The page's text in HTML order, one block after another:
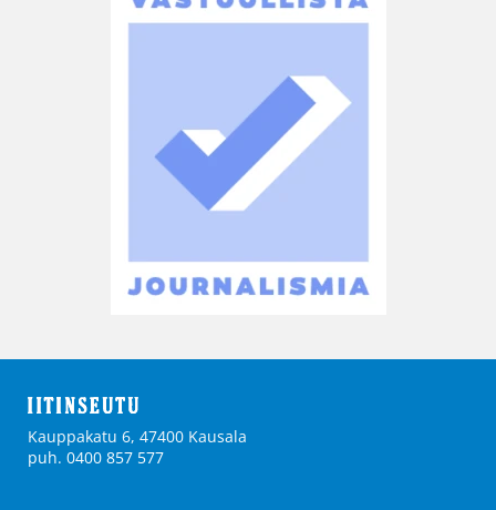
Kauppakatu 6, 47400 Kausala
puh. 0400 857 577